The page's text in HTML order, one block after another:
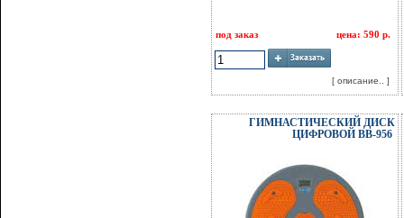
под заказ цена: 590 р.
[ описание.. ]
ГИМНАСТИЧЕСКИЙ ДИСК
ЦИФРОВОЙ BB-956